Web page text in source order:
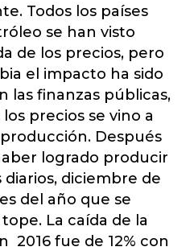
Todos los países
se han visto
de los precios, pero
el impacto ha sido
las finanzas públicas,
precios se vino a
Después
logrado producir
diciembre de
del año que se
La caída de la
2016 fue de 12% con